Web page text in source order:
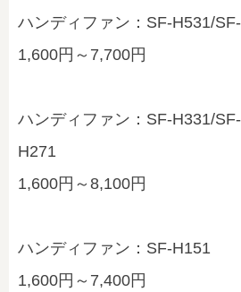
ハンディファン：SF-H531/
1,600円～7,700円
ハンディファン：SF-H331/
H271
1,600円～8,100円
ハンディファン：SF-H151
1,600円～7,400円